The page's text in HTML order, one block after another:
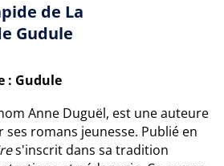
de La
Gudule
: Gudule
Anne Duguël, est une auteure
romans jeunesse. Publié en
s'inscrit dans sa tradition